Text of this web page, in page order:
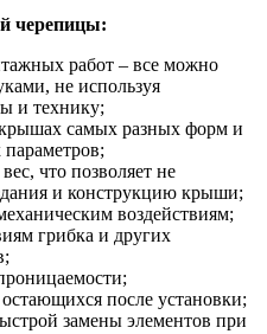
черепицы:
работ – все можно
не используя
и технику;
самых разных форм и
что позволяет не
и конструкцию крыши;
воздействиям;
грибка и других
после установки;
замены элементов при